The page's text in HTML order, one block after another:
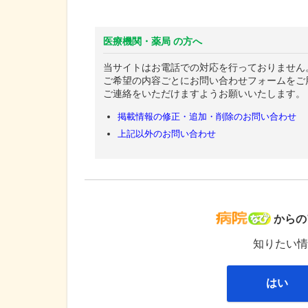
医療機関・薬局 の方へ
当サイトはお電話での対応を行っておりません
ご希望の内容ごとにお問い合わせフォームを
ご連絡をいただけますようお願いいたします。
掲載情報の修正・追加・削除のお問い合わせ
上記以外のお問い合わせ
病院な
から
知りたい
はい